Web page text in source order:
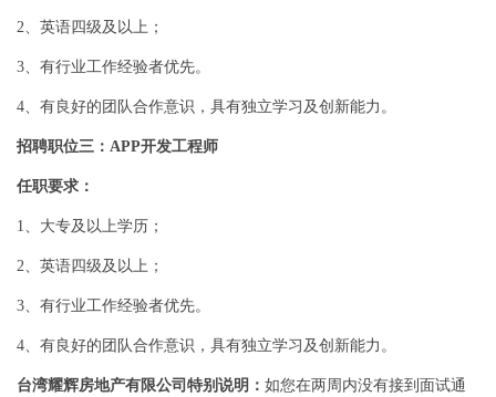
2、英语四级及以上；
3、有行业工作经验者优先。
4、有良好的团队合作意识，具有独立学习及创新能力。
招聘职位三：APP开发工程师
任职要求：
1、大专及以上学历；
2、英语四级及以上；
3、有行业工作经验者优先。
4、有良好的团队合作意识，具有独立学习及创新能力。
台湾耀辉房地产有限公司特别说明： 如您在两周内没有接到面试通